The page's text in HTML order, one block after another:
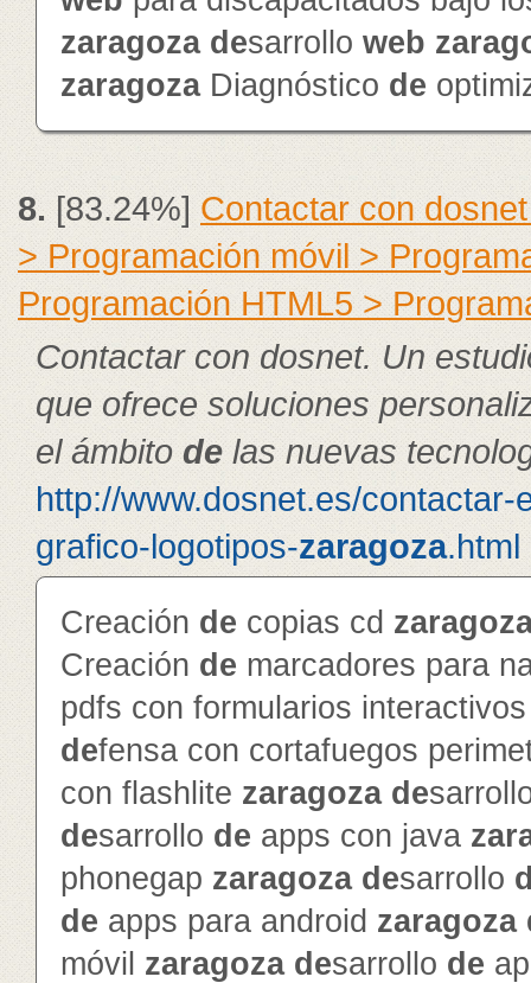
zaragoza desarrollo web
zaragozaDiagnóstico de
8.[83.24%] Contactar con
> Programación móvil >
Programación HTML5 >
Contactar con dosnet. Un
que ofrece soluciones
el ámbitode las nuevas
http://www.dosnet.es/contactar-
grafico-logotipos-zaragoza.html
Creación de copias cd
Creación de marcadores para
pdfs con formularios
defensa con cortafuegos
con flashlite zaragoza de
desarrollo de apps con java
phonegap zaragoza desarrollo
de apps para android zaragoza
móvil zaragoza desarrollo de